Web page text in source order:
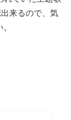
来るので、気